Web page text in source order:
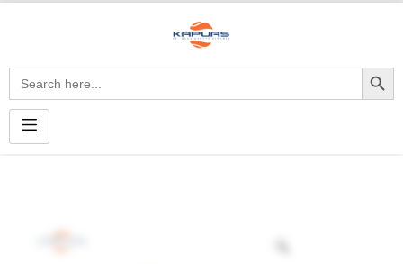
Search
for:
Search Button